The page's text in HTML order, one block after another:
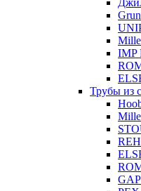
IMP
Трубы из